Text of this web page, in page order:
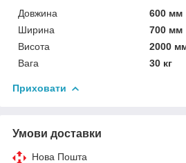
Довжина
600 мм
Ширина
700 мм
Висота
2000
Вага
30 кг
Приховати
Умови доставки
Нова Пошта